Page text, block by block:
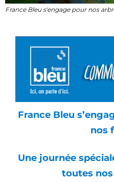
France Bleu s'engage pour nos
France Bleu
nos
Une journée
toutes